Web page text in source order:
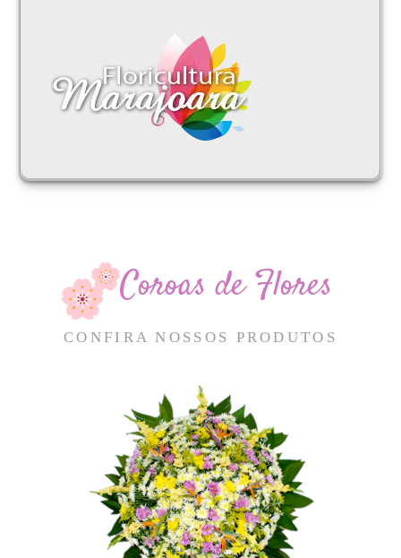
Coroas de Flores
CONFIRA NOSSOS PRODUTOS